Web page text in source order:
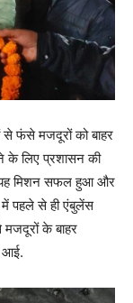
से फंसे मजदूरों को बाहर
के लिए प्रशासन की
यह मिशन सफल हुआ और
पहले से ही एंबुलेंस
के बाहर
आई.